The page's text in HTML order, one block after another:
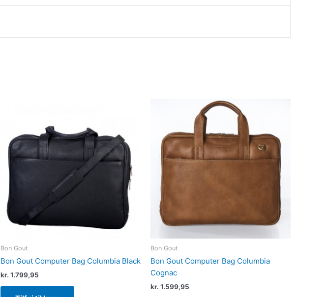
Bon Gout
Bon Gout Computer Bag Columbia Black
kr. 1.799,95
Bon Gout
Bon Gout Computer Bag Columbia
Cognac
kr. 1.599,95